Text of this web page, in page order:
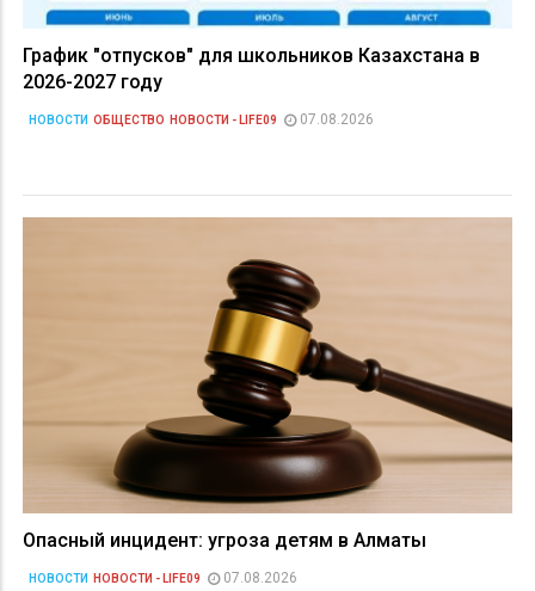
График "отпусков" для школьников Казахстана в
2026-2027 году
НОВОСТИ ОБЩЕСТВО НОВОСТИ - LIFE09 07.08.2026
Опасный инцидент: угроза детям в Алматы
НОВОСТИ НОВОСТИ - LIFE09 07.08.2026